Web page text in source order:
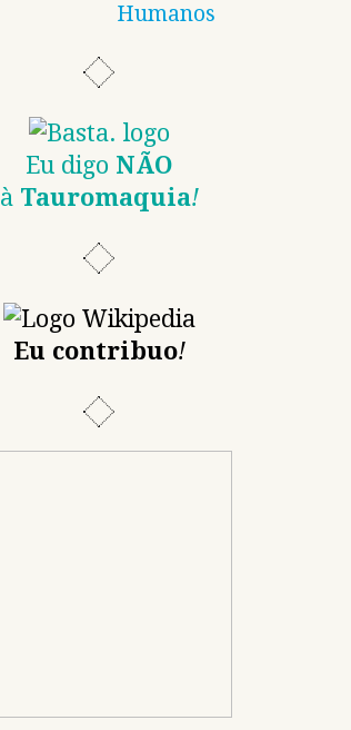
Humanos
Eu digo NÃO
à Tauromaquia!
Eu contribuo!